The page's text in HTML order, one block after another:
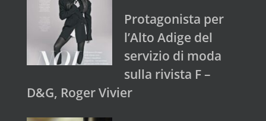
Protagonista per
l’Alto Adige del
servizio di moda
sulla rivista F –
D&G, Roger Vivier